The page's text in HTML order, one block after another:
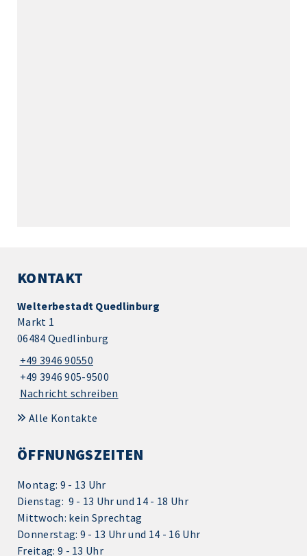
KONTAKT
Welterbestadt Quedlinburg
Markt 1
06484 Quedlinburg
+49 3946 90550
+49 3946 905-9500
Nachricht schreiben
Alle Kontakte
ÖFFNUNGSZEITEN
Montag: 9 - 13 Uhr
Dienstag: 9 - 13 Uhr und 14 - 18 Uhr
Mittwoch: kein Sprechtag
Donnerstag: 9 - 13 Uhr und 14 - 16 Uhr
Freitag: 9 - 13 Uhr